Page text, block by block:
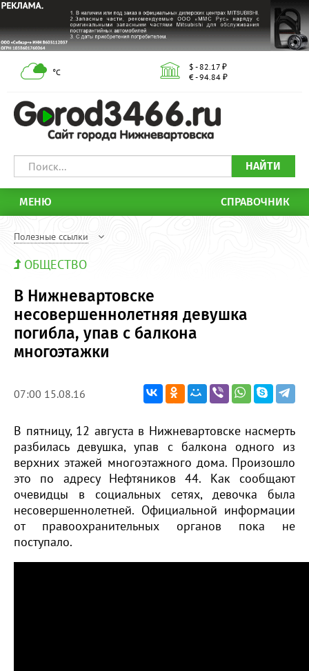
°С
$ - 82.17 ₽
€ - 94.84 ₽
НАЙТИ
МЕНЮ СПРАВОЧНИК
Полезные ссылки
ОБЩЕСТВО
В Нижневартовске
несовершеннолетняя девушка
погибла, упав с балкона
многоэтажки
07:00 15.08.16
В пятницу, 12 августа в Нижневартовске насмерть
разбилась девушка, упав с балкона одного из
верхних этажей многоэтажного дома. Произошло
это по адресу Нефтяников 44. Как сообщают
очевидцы в социальных сетях, девочка была
несовершеннолетней. Официальной информации
от правоохранительных органов пока не
поступало.